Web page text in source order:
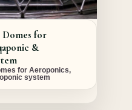
Domes for
&
for Aeroponics,
system